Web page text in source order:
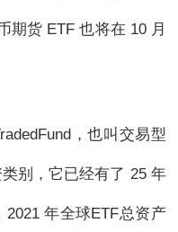
期货 ETF 也将在 10 月
，也叫交易型
别，它已经有了 25 年
年全球ETF总资产